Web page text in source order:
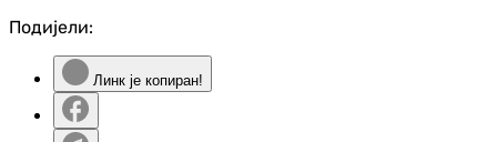
Подијели:
Линк је копиран!